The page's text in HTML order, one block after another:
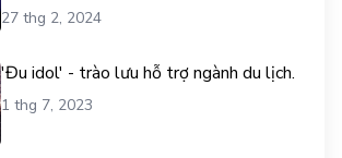
27 thg 2, 2024
'Đu idol' - trào lưu hỗ trợ ngành du lịch.
1 thg 7, 2023